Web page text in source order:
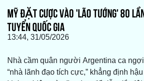
MỸ ĐẶT CƯỢC VÀO 'LÃO TƯỚNG' 80
TUYỂN QUỐC GIA
13:44, 31/05/2026
Nhà cầm quân người Argentina ca
“nhà lãnh đạo tích cực,” khẳng định